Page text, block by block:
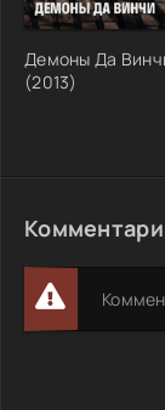
Демоны Да
(2013)